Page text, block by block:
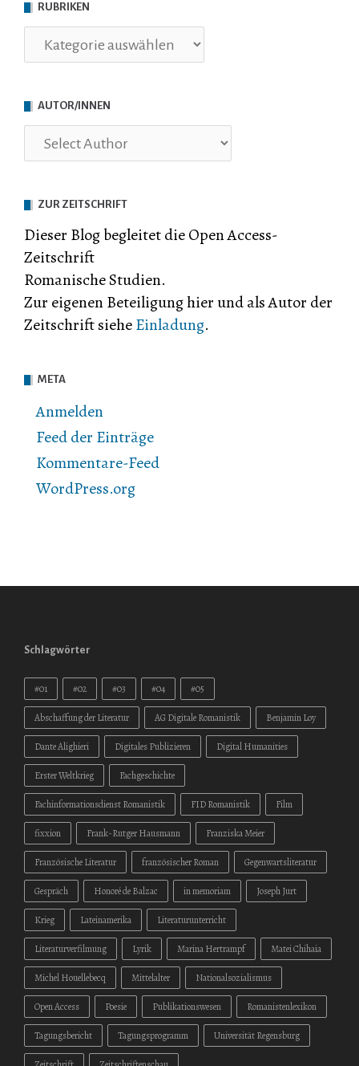
RUBRIKEN
Rubriken
AUTOR/INNEN
ZUR ZEITSCHRIFT
Dieser Blog begleitet die Open Access-
Zeitschrift
Romanische Studien.
Zur eigenen Beteiligung hier und als Autor der
Zeitschrift sieheEinladung.
META
Anmelden
Feed der Einträge
Kommentare-Feed
WordPress.org
Schlagwörter
#01 #02 #03 #04 #05
Abschaffung der Literatur AG Digitale Romanistik Benjamin Loy
Dante Alighieri Digitales Publizieren Digital Humanities
Erster Weltkrieg Fachgeschichte
Fachinformationsdienst Romanistik FID Romanistik Film
fixxion Frank-Rutger Hausmann Franziska Meier
Französische Literatur französischer Roman Gegenwartsliteratur
Gespräch Honoré de Balzac in memoriam Joseph Jurt
Krieg Lateinamerika Literaturunterricht
Literaturverfilmung Lyrik Marina Hertrampf Matei Chihaia
Michel Houellebecq Mittelalter Nationalsozialismus
Open Access Poesie Publikationswesen Romanistenlexikon
Tagungsbericht Tagungsprogramm Universität Regensburg